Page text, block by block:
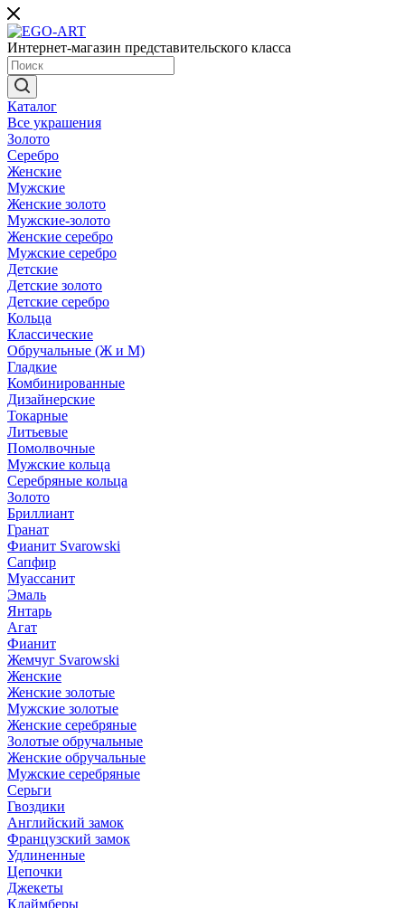
Интернет-магазин представительского класса
Каталог
Все украшения
Золото
Серебро
Женские
Мужские
Женские золото
Мужские-золото
Женские серебро
Мужские серебро
Детские
Детские золото
Детские серебро
Кольца
Классические
Обручальные (Ж и М)
Гладкие
Комбинированные
Дизайнерские
Токарные
Литьевые
Помолвочные
Мужские кольца
Серебряные кольца
Золото
Бриллиант
Гранат
Фианит Svarowski
Сапфир
Муассанит
Эмаль
Янтарь
Агат
Фианит
Жемчуг Svarowski
Женские
Женские золотые
Мужские золотые
Женские серебряные
Золотые обручальные
Женские обручальные
Мужские серебряные
Серьги
Гвоздики
Английский замок
Французский замок
Удлиненные
Цепочки
Джекеты
Клаймберы